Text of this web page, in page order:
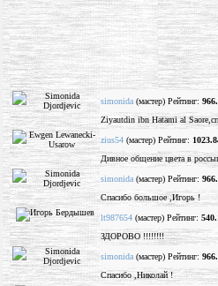
simonida (мастер) Рейтинг:
Ziyautdin ibn Hatami al
zius54 (мастер) Рейтинг:
Дивное общение цвета в
simonida (мастер) Рейтинг:
Спасибо большое ,Игорь !
lt987654 (мастер) Рейтинг:
ЗДОРОВО !!!!!!!!
simonida (мастер) Рейтинг:
Спасибо ,Николай !